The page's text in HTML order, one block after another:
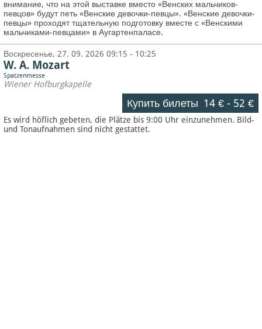
внимание, что на этой выставке вместо «Венских мальчиков-
певцов» будут петь «Венские девочки-певцы». «Венские девочки-
певцы» проходят тщательную подготовку вместе с «Венскими
мальчиками-певцами» в Аугартенпаласе.
Воскресенье, 27. 09. 2026 09:15 - 10:25
W. A. Mozart
Spatzenmesse
Wiener Hofburgkapelle
Купить билеты 14 €- 52 €
Es wird höflich gebeten, die Plätze bis 9:00 Uhr einzunehmen. Bild-
und Tonaufnahmen sind nicht gestattet.